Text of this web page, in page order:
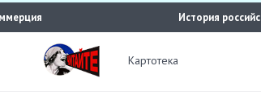
История
Картотека